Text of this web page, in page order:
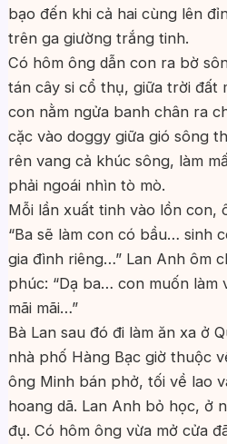
bạo đến khi cả hai cùng lên
trên ga giường trắng tinh.
Có hôm ông dẫn con ra bờ
tán cây si cổ thụ, giữa trời đất
con nằm ngửa banh chân ra
cặc vào doggy giữa gió sông
rên vang cả khúc sông, làm
phải ngoái nhìn tò mò.
Mỗi lần xuất tinh vào lồn con,
“Ba sẽ làm con có bầu… sinh
gia đình riêng…” Lan Anh ôm
phúc: “Dạ ba… con muốn
mãi mãi…”
Bà Lan sau đó đi làm ăn xa ở
nhà phố Hàng Bạc giờ thuộc
ông Minh bán phở, tối về lao
hoang dã. Lan Anh bỏ học, ở
đụ. Có hôm ông vừa mở cửa